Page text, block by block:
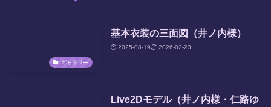
ギャラリー
基本衣装の三面図（井ノ内様）
2025-08-19 2026-02-23
Live2Dモデル（井ノ内様・仁路ゆ